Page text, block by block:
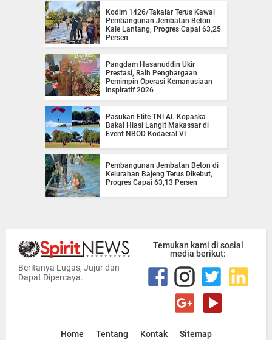
Kodim 1426/Takalar Terus Kawal
Pembangunan Jembatan Beton
Kale Lantang, Progres Capai 63,25
Persen
Pangdam Hasanuddin Ukir
Prestasi, Raih Penghargaan
Pemimpin Operasi Kemanusiaan
Inspiratif 2026
Pasukan Elite TNI AL Kopaska
Bakal Hiasi Langit Makassar di
Event NBOD Kodaeral VI
Pembangunan Jembatan Beton di
Kelurahan Bajeng Terus Dikebut,
Progres Capai 63,13 Persen
Beritanya Lugas, Jujur dan
Dapat Dipercaya.
Temukan kami di sosial
media berikut:
Home Tentang Kontak Sitemap